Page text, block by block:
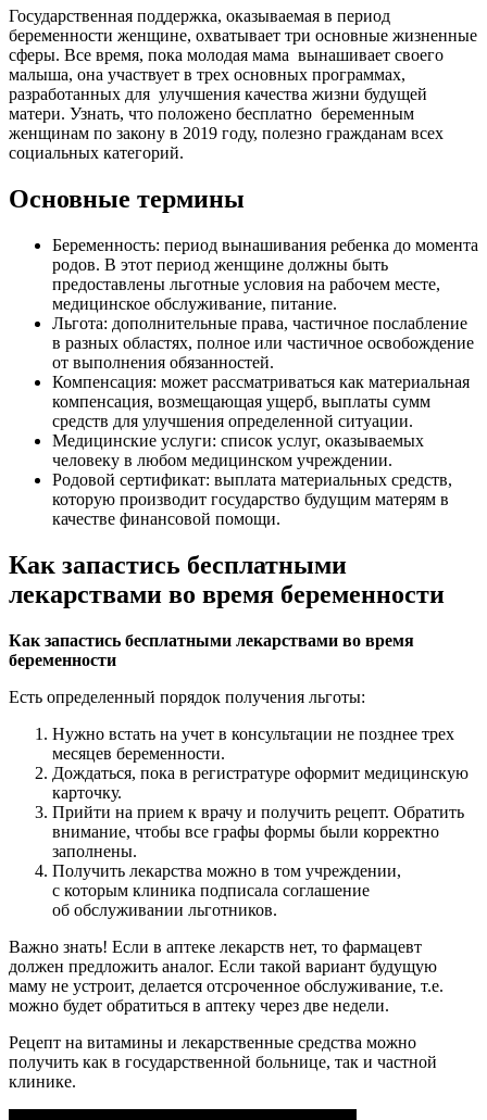
Государственная поддержка, оказываемая в период
беременности женщине, охватывает три основные жизненные
сферы. Все время, пока молодая мама вынашивает своего
малыша, она участвует в трех основных программах,
разработанных для улучшения качества жизни будущей
матери. Узнать, что положено бесплатно беременным
женщинам по закону в 2019 году, полезно гражданам всех
социальных категорий.
Основные термины
Беременность: период вынашивания ребенка до момента
родов. В этот период женщине должны быть
предоставлены льготные условия на рабочем месте,
медицинское обслуживание, питание.
Льгота: дополнительные права, частичное послабление
в разных областях, полное или частичное освобождение
от выполнения обязанностей.
Компенсация: может рассматриваться как материальная
компенсация, возмещающая ущерб, выплаты сумм
средств для улучшения определенной ситуации.
Медицинские услуги: список услуг, оказываемых
человеку в любом медицинском учреждении.
Родовой сертификат: выплата материальных средств,
которую производит государство будущим матерям в
качестве финансовой помощи.
Как запастись бесплатными
лекарствами во время беременности
Как запастись бесплатными лекарствами во время
беременности
Есть определенный порядок получения льготы:
Нужно встать на учет в консультации не позднее трех
месяцев беременности.
Дождаться, пока в регистратуре оформит медицинскую
карточку.
Прийти на прием к врачу и получить рецепт. Обратить
внимание, чтобы все графы формы были корректно
заполнены.
Получить лекарства можно в том учреждении,
с которым клиника подписала соглашение
об обслуживании льготников.
Важно знать! Если в аптеке лекарств нет, то фармацевт
должен предложить аналог. Если такой вариант будущую
маму не устроит, делается отсроченное обслуживание, т.е.
можно будет обратиться в аптеку через две недели.
Рецепт на витамины и лекарственные средства можно
получить как в государственной больнице, так и частной
клинике.